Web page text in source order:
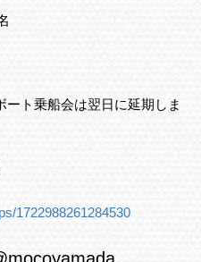
ート乗船会は翌日に延期しま
1722988261284530